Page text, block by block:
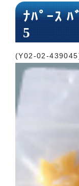
トップページ
ネット販売ページ
歯科関連機器
3D実体顕微鏡
ﾅﾊﾟｰｽ
5
(Y02-02-